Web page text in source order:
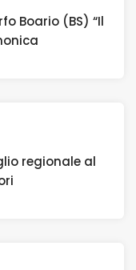
Boario (BS) “Il
regionale al